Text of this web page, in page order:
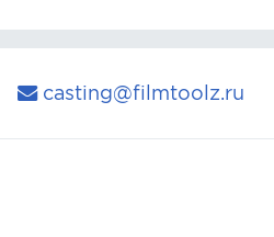
casting@filmtoolz.ru